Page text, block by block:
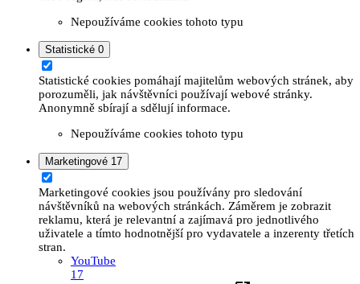
Nepoužíváme cookies tohoto typu
Statistické 0
Statistické cookies pomáhají majitelům webových stránek, aby
porozuměli, jak návštěvníci používají webové stránky.
Anonymně sbírají a sdělují informace.
Nepoužíváme cookies tohoto typu
Marketingové 17
Marketingové cookies jsou používány pro sledování
návštěvníků na webových stránkách. Záměrem je zobrazit
reklamu, která je relevantní a zajímavá pro jednotlivého
uživatele a tímto hodnotnější pro vydavatele a inzerenty třetích
stran.
YouTube
17